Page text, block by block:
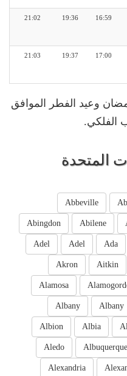
16:59
19:36
21:02
17:00
19:37
21:03
وعيد الفطر الموافق
الفلكي.
المتحدة
Abbeville
Abilene
Abingdon
Ada
Adel
Adel
Aitkin
Akron
Alamosa
Albany
Albany
Albia
Albion
Albuquerque
Aledo
Alexandria